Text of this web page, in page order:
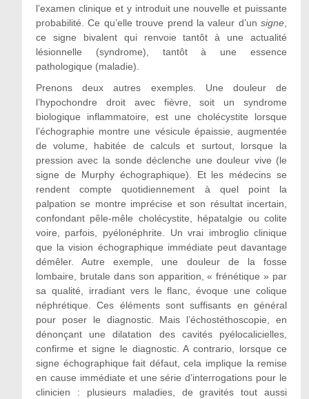
l’examen clinique et y introduit une nouvelle et puissante
probabilité. Ce qu’elle trouve prend la valeur d’un signe
ce signe bivalent qui renvoie tantôt à une actualité
lésionnelle (syndrome), tantôt à une essence
pathologique (maladie).
Prenons deux autres exemples. Une douleur de
l’hypochondre droit avec fièvre, soit un syndrome
biologique inflammatoire, est une cholécystite lorsque
l’échographie montre une vésicule épaissie, augmentée
de volume, habitée de calculs et surtout, lorsque la
pression avec la sonde déclenche une douleur vive (le
signe de Murphy échographique). Et les médecins se
rendent compte quotidiennement à quel point la
palpation se montre imprécise et son résultat incertain,
confondant pêle-mêle cholécystite, hépatalgie ou colite
voire, parfois, pyélonéphrite. Un vrai imbroglio clinique
que la vision échographique immédiate peut davantage
démêler. Autre exemple, une douleur de la fosse
lombaire, brutale dans son apparition, « frénétique » par
sa qualité, irradiant vers le flanc, évoque une colique
néphrétique. Ces éléments sont suffisants en général
pour poser le diagnostic. Mais l’échostéthoscopie, en
dénonçant une dilatation des cavités pyélocalicielles,
confirme et signe le diagnostic. A contrario, lorsque ce
signe échographique fait défaut, cela implique la remise
en cause immédiate et une série d’interrogations pour le
clinicien : plusieurs maladies, de gravités tout aussi